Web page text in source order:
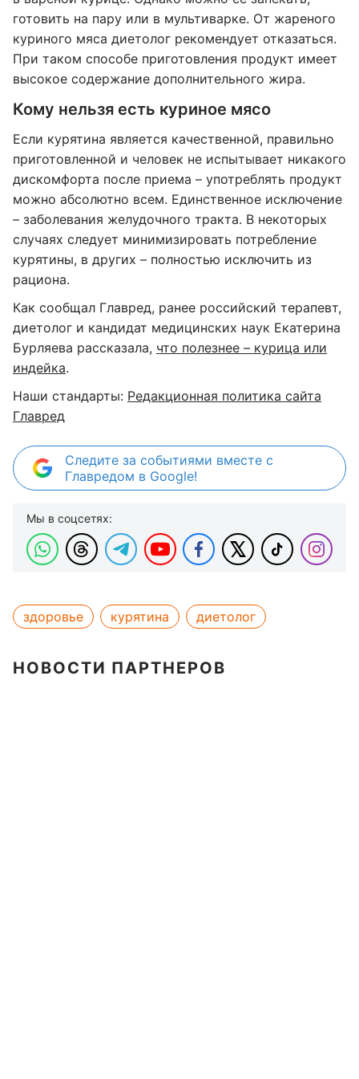
готовить на пару или в мультиварке. От жареного
куриного мяса диетолог рекомендует отказаться.
При таком способе приготовления продукт имеет
высокое содержание дополнительного жира.
Кому нельзя есть куриное мясо
Если курятина является качественной, правильно
приготовленной и человек не испытывает никакого
дискомфорта после приема – употреблять продукт
можно абсолютно всем. Единственное исключение
– заболевания желудочного тракта. В некоторых
случаях следует минимизировать потребление
курятины, в других – полностью исключить из
рациона.
Как сообщал Главред, ранее российский терапевт,
диетолог и кандидат медицинских наук Екатерина
Бурляева рассказала, что полезнее – курица или
индейка.
Наши стандарты: Редакционная политика сайта
Главред
Следите за событиями вместе с
Главредом в Google!
Мы в соцсетях:
здоровье курятина диетолог
НОВОСТИ ПАРТНЕРОВ